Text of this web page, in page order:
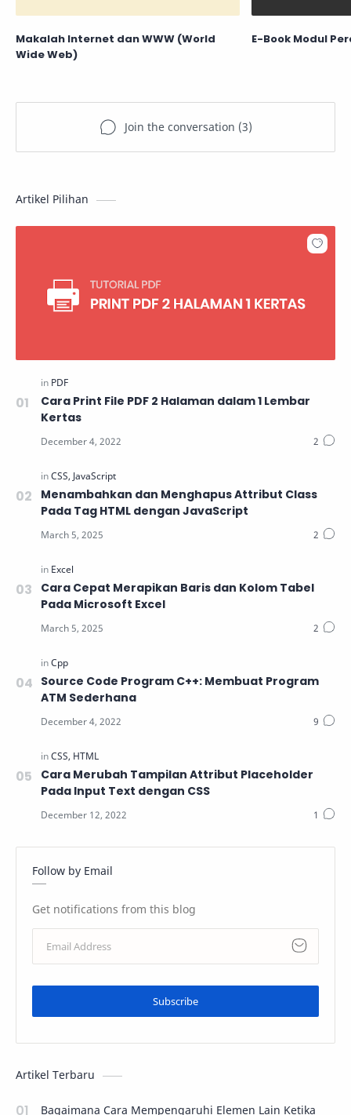
Makalah Internet dan WWW (World
Wide Web)
E-Book Modul
Artikel Pilihan
Cara Print File PDF 2 Halaman dalam 1 Lembar
Kertas
Menambahkan dan Menghapus Attribut Class
Pada Tag HTML dengan JavaScript
Cara Cepat Merapikan Baris dan Kolom Tabel
Pada Microsoft Excel
Source Code Program C++: Membuat Program
ATM Sederhana
Cara Merubah Tampilan Attribut Placeholder
Pada Input Text dengan CSS
Follow by Email
Get notifications from this blog
Subscribe
Artikel Terbaru
Bagaimana Cara Mempengaruhi Elemen Lain Ketika